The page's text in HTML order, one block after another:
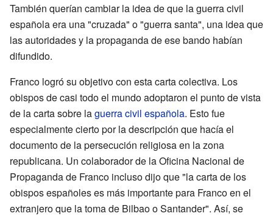
También querían cambiar la idea de que la guerra civil
española era una "cruzada" o "guerra santa", una idea que
las autoridades y la propaganda de ese bando habían
difundido.
Franco logró su objetivo con esta carta colectiva. Los
obispos de casi todo el mundo adoptaron el punto de vista
de la carta sobre laguerra civil española. Esto fue
especialmente cierto por la descripción que hacía el
documento de la persecución religiosa en la zona
republicana. Un colaborador de la Oficina Nacional de
Propaganda de Franco incluso dijo que "la carta de los
obispos españoles es más importante para Franco en el
extranjero que la toma de Bilbao o Santander". Así, se